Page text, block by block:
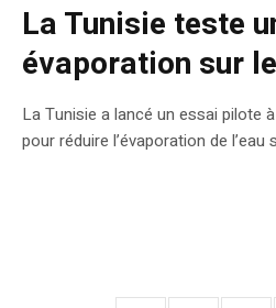
La Tunisie teste
évaporation sur
La Tunisie a lancé un essai pilote
pour réduire l’évaporation de